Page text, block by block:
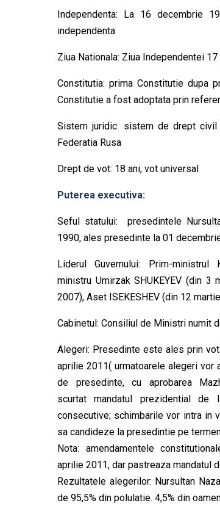
Independenta: La 16 decembrie
independenta
Ziua Nationala: Ziua Independentei
Constitutia: prima Constitutie dupa
Constitutie a fost adoptata prin
Sistem juridic: sistem de drept
Federatia Rusa
Drept de vot: 18 ani, vot universal
Puterea executiva:
Seful statului: presedintele
1990, ales presedinte la 01
Liderul Guvernului: Prim-
ministru Umirzak SHUKEYEV (din 3
2007), Aset ISEKESHEV (din 12
Cabinetul: Consiliul de Ministri numit
Alegeri: Presedinte este ales prin
aprilie 2011( urmatoarele alegeri
de presedinte, cu aprobarea
scurtat mandatul prezidential
consecutive; schimbarile vor intra in
sa candideze la presedintie pe
Nota: amendamentele
aprilie 2011, dar pastreaza mandatul
Rezultatele alegerilor: Nursultan
de 95,5% din polulatie. 4,5% din